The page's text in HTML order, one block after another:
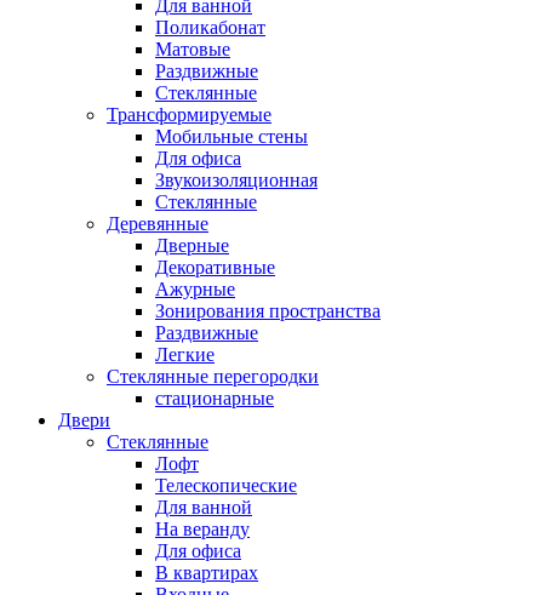
Для ванной
Поликабонат
Матовые
Раздвижные
Стеклянные
Трансформируемые
Мобильные стены
Для офиса
Звукоизоляционная
Стеклянные
Деревянные
Дверные
Декоративные
Ажурные
Зонирования пространства
Раздвижные
Легкие
Стеклянные перегородки
стационарные
Двери
Стеклянные
Лофт
Телескопические
Для ванной
На веранду
Для офиса
В квартирах